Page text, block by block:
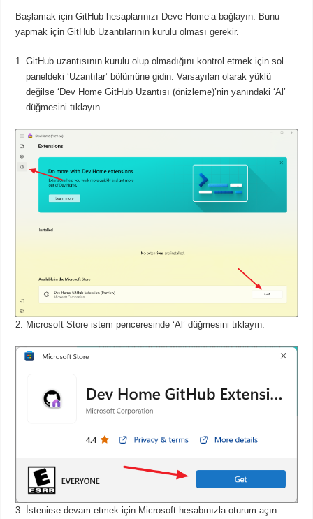
Başlamak için GitHub hesaplarınızı Deve Home’a ​​bağlayın.
Bunu
yapmak için GitHub Uzantılarının kurulu olması gerekir.
GitHub uzantısının kurulu olup olmadığını kontrol etmek için sol
paneldeki ‘Uzantılar’ bölümüne gidin.Varsayılan olarak yüklü
değilse ‘Dev Home GitHub Uzantısı (önizleme)’nin yanındaki ‘Al’
düğmesini tıklayın.
Microsoft Store istem penceresinde ‘Al’ düğmesini tıklayın.
İstenirse devam etmek için Microsoft hesabınızla oturum açın.